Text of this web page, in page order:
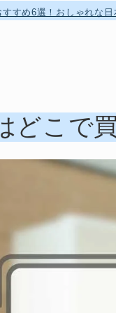
すめ6選！おしゃれな
どこで